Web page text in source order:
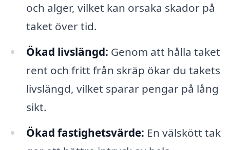
och alger, vilket kan orsaka skador på
taket över tid.
Ökad livslängd: Genom att hålla taket
rent och fritt från skräp ökar du takets
livslängd, vilket sparar pengar på lång
sikt.
Ökad fastighetsvärde: En välskött tak